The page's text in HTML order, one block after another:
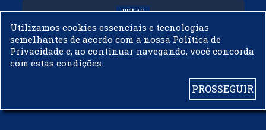
USINAS
CNPE veda importação de biodiesel
Utilizamos cookies essenciais e tecnologias
semelhantes de acordo com a nossa Política de
Privacidade e, ao continuar navegando, você concorda
com estas condições.
PROSSEGUIR